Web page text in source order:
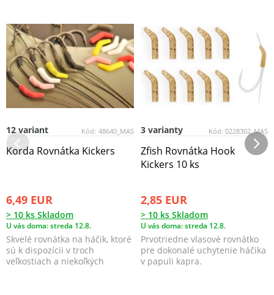
Kód: 48640_MAS
12 variant
Korda Rovnátka Kickers
6,49 EUR
> 10 ks Skladom
U vás doma: streda 12.8.
Skvelé rovnátka na háčik, ktoré
sú k dispozícii v troch
veľkostiach a niekoľkých
Kód: 0228302_MAS
3 varianty
Zfish Rovnátka Hook
Kickers 10 ks
2,85 EUR
> 10 ks Skladom
U vás doma: streda 12.8.
Prvotriedne vlasové rovnátko
pre dokonalé uchytenie háčika
v papuli kapra.